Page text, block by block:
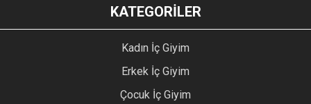
KATEGORİLER
Kadın İç Giyim
Erkek İç Giyim
Çocuk İç Giyim